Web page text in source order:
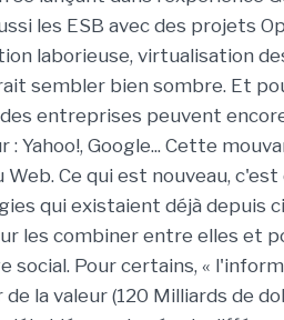
les ESB avec des projets
laborieuse, virtualisation
sembler bien sombre. Et
entreprises peuvent
Yahoo!, Google... Cette
Ce qui est nouveau,
qui existaient déjà depuis
les combiner entre elles et
social. Pour certains, «
la valeur (120 Milliards de